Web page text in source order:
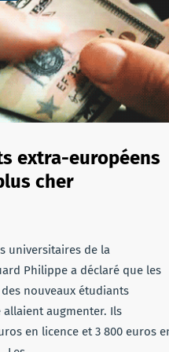
extra-européens
cher
universitaires de la
Philippe a déclaré que les
nouveaux étudiants
allaient augmenter. Ils
en licence et 3 800 euros